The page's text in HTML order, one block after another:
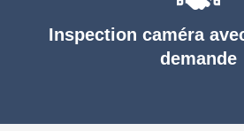
Inspection caméra
demande